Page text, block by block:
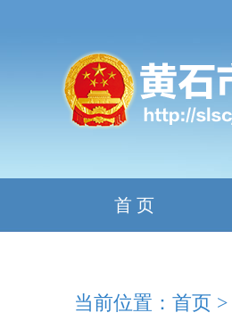
首 页
当前位置： 首页 >